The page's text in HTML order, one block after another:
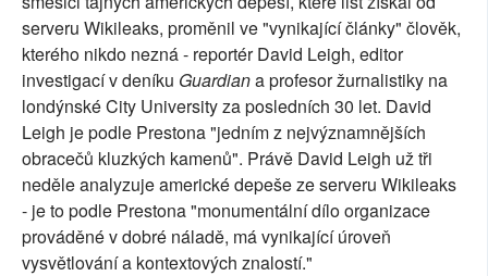
serveru Wikileaks, proměnil ve "vynikající články" člověk,
kterého nikdo nezná - reportér David Leigh, editor
investigací v deníku Guardiana profesor žurnalistiky na
londýnské City University za posledních 30 let. David
Leigh je podle Prestona "jedním z nejvýznamnějších
obracečů kluzkých kamenů". Právě David Leigh už tři
neděle analyzuje americké depeše ze serveru Wikileaks
- je to podle Prestona "monumentální dílo organizace
prováděné v dobré náladě, má vynikající úroveň
vysvětlování a kontextových znalostí."